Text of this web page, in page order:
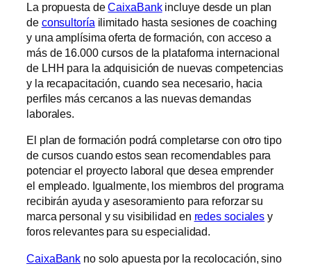
La propuesta deCaixaBankincluye desde un plan
de consultoría ilimitado hasta sesiones de coaching
y una amplísima oferta de formación, con acceso a
más de 16.000 cursos de la plataforma internacional
de LHH para la adquisición de nuevas competencias
y la recapacitación, cuando sea necesario, hacia
perfiles más cercanos a las nuevas demandas
laborales.
El plan de formación podrá completarse con otro tipo
de cursos cuando estos sean recomendables para
potenciar el proyecto laboral que desea emprender
el empleado. Igualmente, los miembros del programa
recibirán ayuda y asesoramiento para reforzar su
marca personal y su visibilidad en redes sociales y
foros relevantes para su especialidad.
CaixaBank no solo apuesta por la recolocación, sino